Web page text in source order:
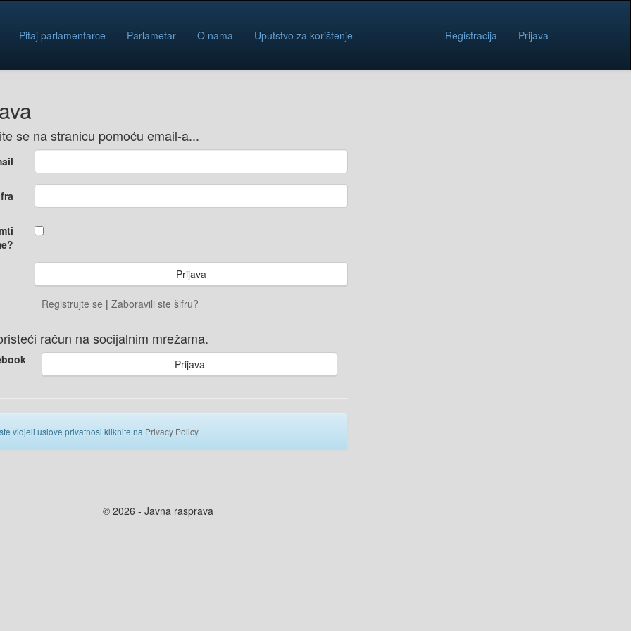
Pitaj parlamentarce Parlametar O nama Uputstvo za korištenje Registracija Prijava
se na stranicu pomoću email-a...
Registrujte se | Zaboravili ste šifru?
račun na socijalnim mrežama.
Prijava
vidjeli uslove privatnosi kliknite na Privacy Policy
© 2026 - Javna rasprava